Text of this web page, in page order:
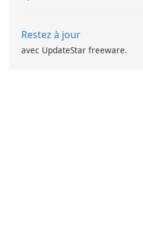
Restez à jour
avec UpdateStar freeware.